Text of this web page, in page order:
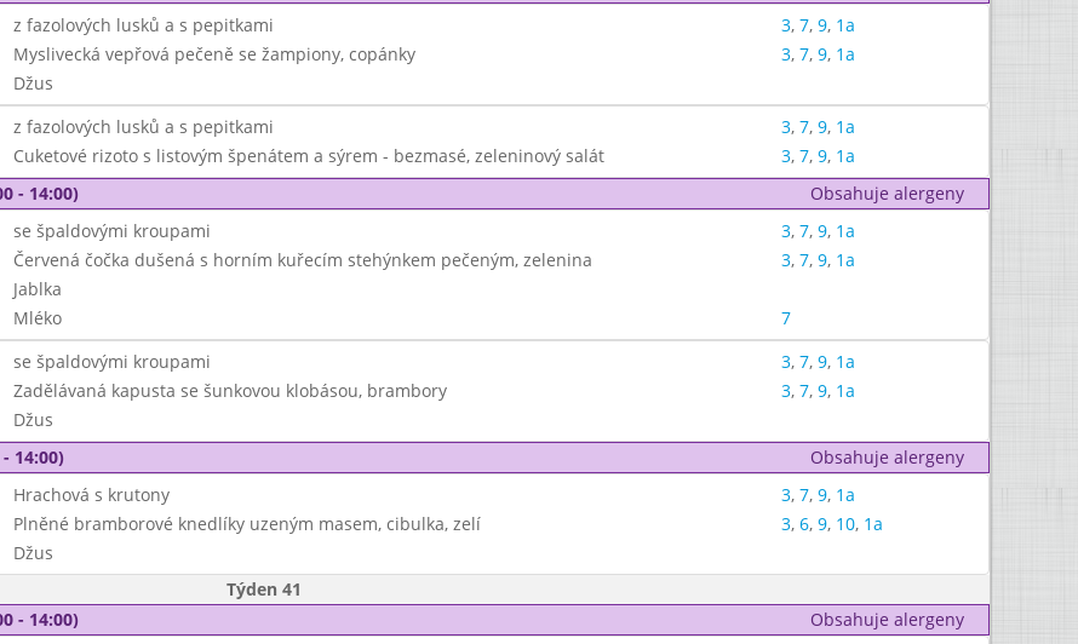
z fazolových lusků a s pepitkami 3, 7, 9, 1a
Myslivecká vepřová pečeně se žampiony, copánky 3, 7, 9, 1a
Džus
z fazolových lusků a s pepitkami 3, 7, 9, 1a
Cuketové rizoto s listovým špenátem a sýrem - bezmasé, zeleninový salát 3, 7, 9, 1a
- 14:00) Obsahuje alergeny
se špaldovými kroupami 3, 7, 9, 1a
Červená čočka dušená s horním kuřecím stehýnkem pečeným, zelenina 3, 7, 9, 1a
Jablka
Mléko 7
se špaldovými kroupami 3, 7, 9, 1a
Zadělávaná kapusta se šunkovou klobásou, brambory 3, 7, 9, 1a
Džus
14:00) Obsahuje alergeny
Hrachová s krutony 3, 7, 9, 1a
Plněné bramborové knedlíky uzeným masem, cibulka, zelí 3, 6, 9, 10, 1a
Džus
Týden 41
- 14:00) Obsahuje alergeny